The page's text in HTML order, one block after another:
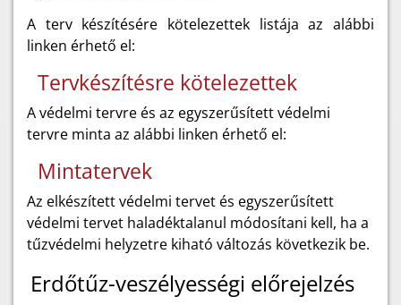
A terv készítésére kötelezettek listája az alábbi
linken érhető el:
Tervkészítésre kötelezettek
A védelmi tervre és az egyszerűsített védelmi
tervre minta az alábbi linken érhető el:
Mintatervek
Az elkészített védelmi tervet és egyszerűsített
védelmi tervet haladéktalanul módosítani kell, ha a
tűzvédelmi helyzetre kiható változás következik be.
Erdőtűz-veszélyességi előrejelzés